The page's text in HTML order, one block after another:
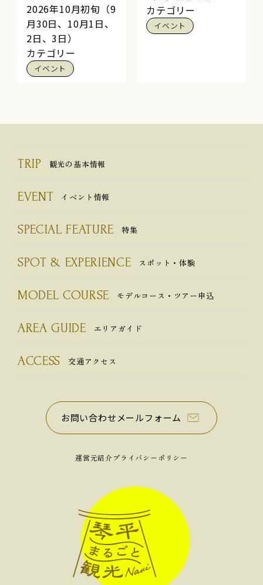
2026年10月初旬（9
月30日、10月1日、
2日、3日）
カテゴリー
イベント
カテゴリー
イベント
TRIP 観光の基本情報
EVENT イベント情報
SPECIAL FEATURE 特集
SPOT & EXPERIENCE スポット・体験
MODEL COURSE モデルコース・ツアー申込
AREA GUIDE エリアガイド
ACCESS 交通アクセス
お問い合わせメールフォーム
運営元紹介プライバシーポリシー